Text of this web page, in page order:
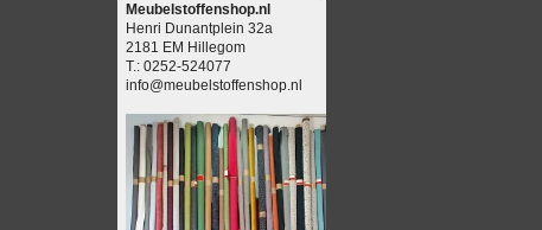
Meubelstoffenshop.nl
Henri Dunantplein 32a
2181 EM Hillegom
T.: 0252-524077
info@meubelstoffenshop.nl